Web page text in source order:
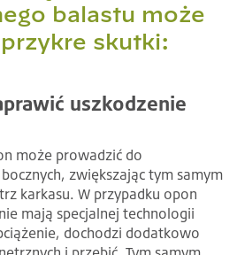
balastu może
skutki:
uszkodzenie
może prowadzić do
zwiększając tym samym
karkasu. W przypadku opon
mają specjalnej technologii
dochodzi dodatkowo